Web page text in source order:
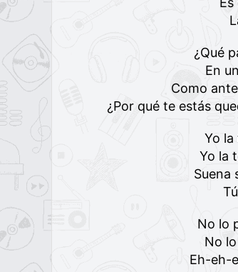
¿Qué
En
Como
¿Por qué te estás
Yo
Yo la
Suena
No lo
No
Eh-eh-